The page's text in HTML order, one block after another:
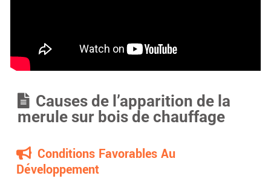
Causes de l’apparition de la
merule sur bois de chauffage
Conditions Favorables Au
Développement